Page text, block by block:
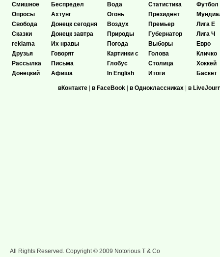
Смишное
Опросы
Свобода
Сказки
reklama
Друзья
Рассылка
Донецкий
Беспредел
Ахтунг
Донецк сегодня
Донецк завтра
Их нравы
Говорят
Письма
Афиша
Вода
Огонь
Воздух
Природы
Погода
Картинки с
Глобус
In English
Статистика
Президент
Премьер
Губернатор
Выборы
Голова
Столица
Итоги
Футбол
Лига Е
Лига Ч
Евро
Кличко
Хоккей
Баскет
вКонтакте | в FaceBook | в Одноклассниках | в
All Rights Reserved. Copyright © 2009 Notorious T & Co